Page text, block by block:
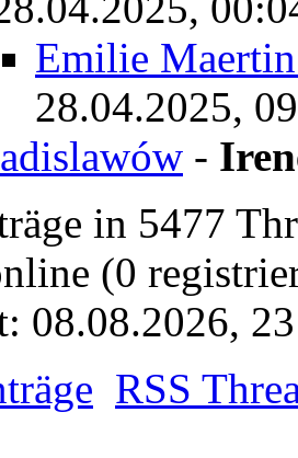
Emilie
28.04.2025,
-
in 5477
(0
08.08.2026,
RSS